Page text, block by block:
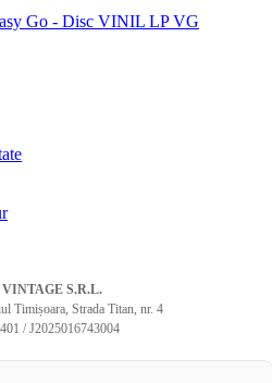
Go - Disc VINIL LP VG
S.R.L.
Timișoara, Strada Titan, nr. 4
/ J2025016743004